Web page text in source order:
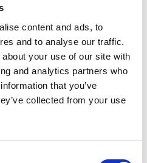
content and ads, to
and to analyse our traffic.
your use of our site with
and analytics partners who
that you’ve
collected from your use